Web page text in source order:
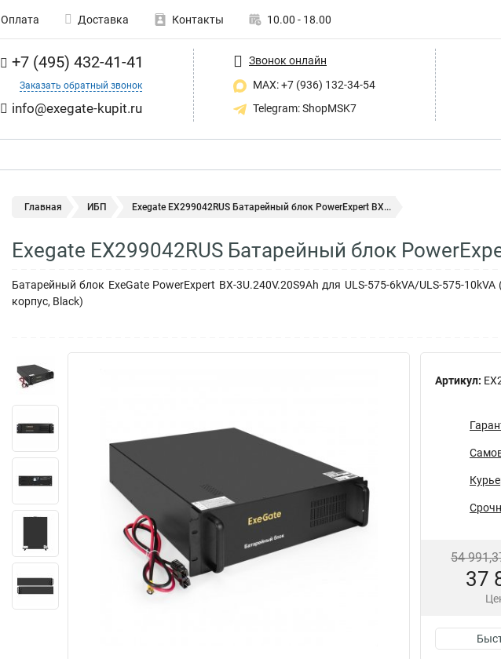
Оплата Доставка Контакты 10.00 - 18.00
+7 (495) 432-41-41
Заказать обратный звонок
info@exegate-kupit.ru
Звонок онлайн
MAX: +7 (936) 132-34-54
Telegram: ShopMSK7
Главная ИБП Exegate EX299042RUS Батарейный блок PowerExpert BX...
Exegate EX299042RUS Батарейный блок
Батарейный блок ExeGate PowerExpert BX-3U.240V.20S9Ah для ULS-575-6kVA/ULS-575-
корпус, Black)
Артикул:
54
37